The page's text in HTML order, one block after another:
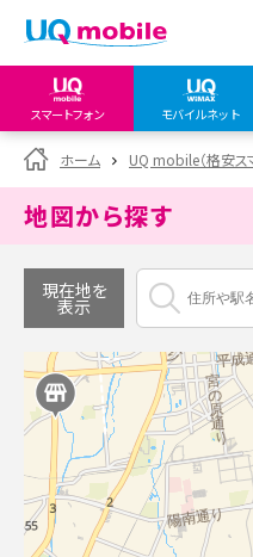
スマートフォン モバイルネット
my UQ WiMAX
UQ WiMAX ご契約の方
My UQ mobile
UQ mobile
UQ mobile
オンラインショップ
UQ WiMAX
UQ mobile
販売店舗
UQ WiMAX
ホーム UQ mobile（格安ス
地図から探す
現在地を
表示